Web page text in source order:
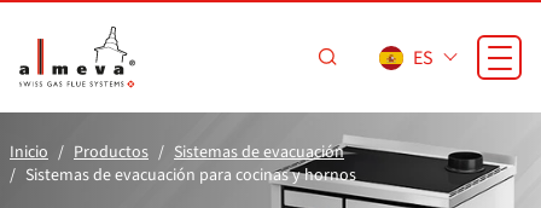
ES
Inicio Productos
Sistemas de evacuación
Sistemas de evacuación para cocinas y hornos